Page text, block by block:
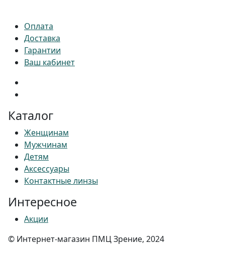
Оплата
Доставка
Гарантии
Ваш кабинет
Каталог
Женщинам
Мужчинам
Детям
Аксессуары
Контактные линзы
Интересное
Акции
© Интернет-магазин ПМЦ Зрение, 2024